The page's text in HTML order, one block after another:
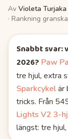
Av Violeta Turjaka
· Rankning
Snabbt svar:
2026? Paw
tre hjul, extra
Sparkcykelär
tricks. Från
Lights V2 3-
längst: tre